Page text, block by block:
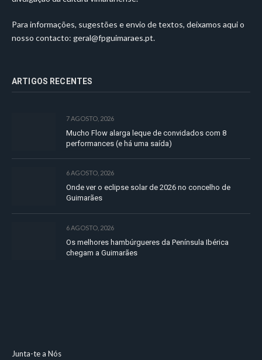
Para informações, sugestões e envio de textos, deixamos aqui o
nosso contacto: geral@fpguimaraes.pt.
ARTIGOS RECENTES
7 AGOSTO, 2026
Mucho Flow alarga leque de convidados com 8
performances (e há uma saída)
6 AGOSTO, 2026
Onde ver o eclipse solar de 2026 no concelho de
Guimarães
6 AGOSTO, 2026
Os melhores hambúrgueres da Península Ibérica
chegam a Guimarães
Junta-te a Nós